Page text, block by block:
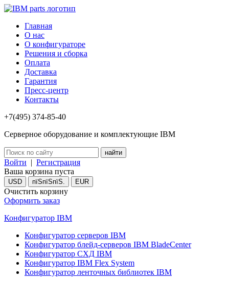
Главная
О нас
О конфигураторе
Решения и сборка
Оплата
Доставка
Гарантия
Пресс-центр
Контакты
+7(495) 374-85-40
Серверное оборудование и комплектующие IBM
Войти | Регистрация
Ваша корзина пуста
USD пїЅпїЅпїЅ. EUR
Очистить корзину
Оформить заказ
Конфигуратор IBM
Конфигуратор серверов IBM
Конфигуратор блейд-серверов IBM BladeCenter
Конфигуратор СХД IBM
Конфигуратор IBM Flex System
Конфигуратор ленточных библиотек IBM